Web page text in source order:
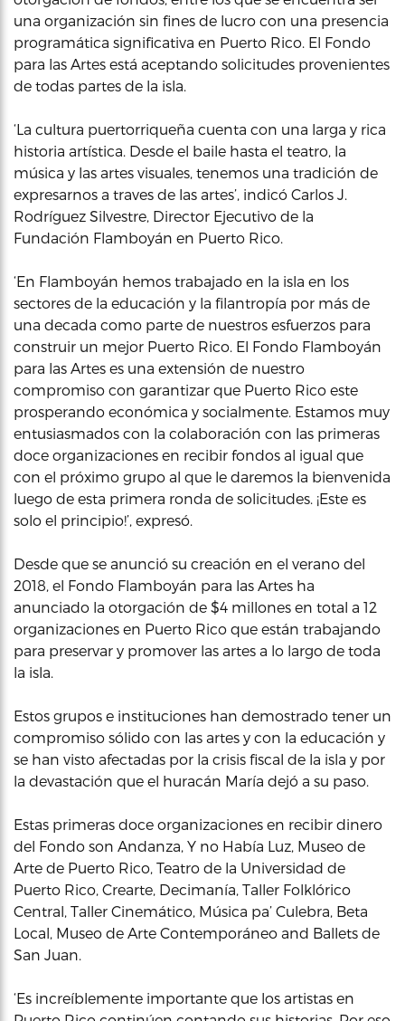
una organización sin fines de lucro con una presencia
programática significativa en Puerto Rico. El Fondo
para las Artes está aceptando solicitudes provenientes
de todas partes de la isla.
‘La cultura puertorriqueña cuenta con una larga y rica
historia artística. Desde el baile hasta el teatro, la
música y las artes visuales, tenemos una tradición de
expresarnos a traves de las artes’, indicó Carlos J.
Rodríguez Silvestre, Director Ejecutivo de la
Fundación Flamboyán en Puerto Rico.
‘En Flamboyán hemos trabajado en la isla en los
sectores de la educación y la filantropía por más de
una decada como parte de nuestros esfuerzos para
construir un mejor Puerto Rico. El Fondo Flamboyán
para las Artes es una extensión de nuestro
compromiso con garantizar que Puerto Rico este
prosperando económica y socialmente. Estamos muy
entusiasmados con la colaboración con las primeras
doce organizaciones en recibir fondos al igual que
con el próximo grupo al que le daremos la bienvenida
luego de esta primera ronda de solicitudes. ¡Este es
solo el principio!’, expresó.
Desde que se anunció su creación en el verano del
2018, el Fondo Flamboyán para las Artes ha
anunciado la otorgación de $4 millones en total a 12
organizaciones en Puerto Rico que están trabajando
para preservar y promover las artes a lo largo de toda
la isla.
Estos grupos e instituciones han demostrado tener un
compromiso sólido con las artes y con la educación y
se han visto afectadas por la crisis fiscal de la isla y por
la devastación que el huracán María dejó a su paso.
Estas primeras doce organizaciones en recibir dinero
del Fondo son Andanza, Y no Había Luz, Museo de
Arte de Puerto Rico, Teatro de la Universidad de
Puerto Rico, Crearte, Decimanía, Taller Folklórico
Central, Taller Cinemático, Música pa’ Culebra, Beta
Local, Museo de Arte Contemporáneo and Ballets de
San Juan.
‘Es increíblemente importante que los artistas en